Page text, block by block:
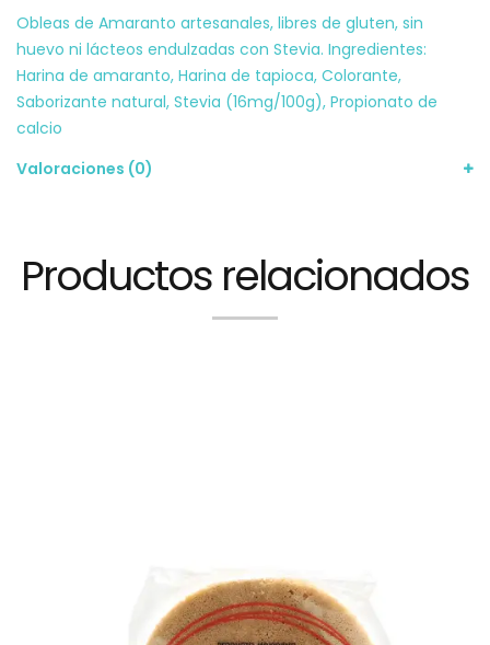
Obleas de Amaranto artesanales, libres de gluten, sin
huevo ni lácteos endulzadas con Stevia. Ingredientes:
Harina de amaranto, Harina de tapioca, Colorante,
Saborizante natural, Stevia (16mg/100g), Propionato de
calcio
Valoraciones (0)
Productos relacionados